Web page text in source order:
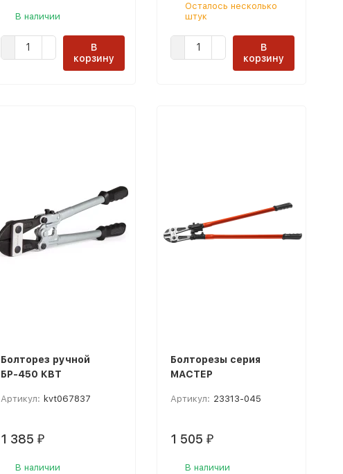
В наличии
В
корзину
Осталось несколько
штук
В
корзину
Болторез ручной
БР-450 КВТ
Артикул: kvt067837
1 385 ₽
В наличии
Болторезы серия
МАСТЕР
Артикул: 23313-045
1 505 ₽
В наличии